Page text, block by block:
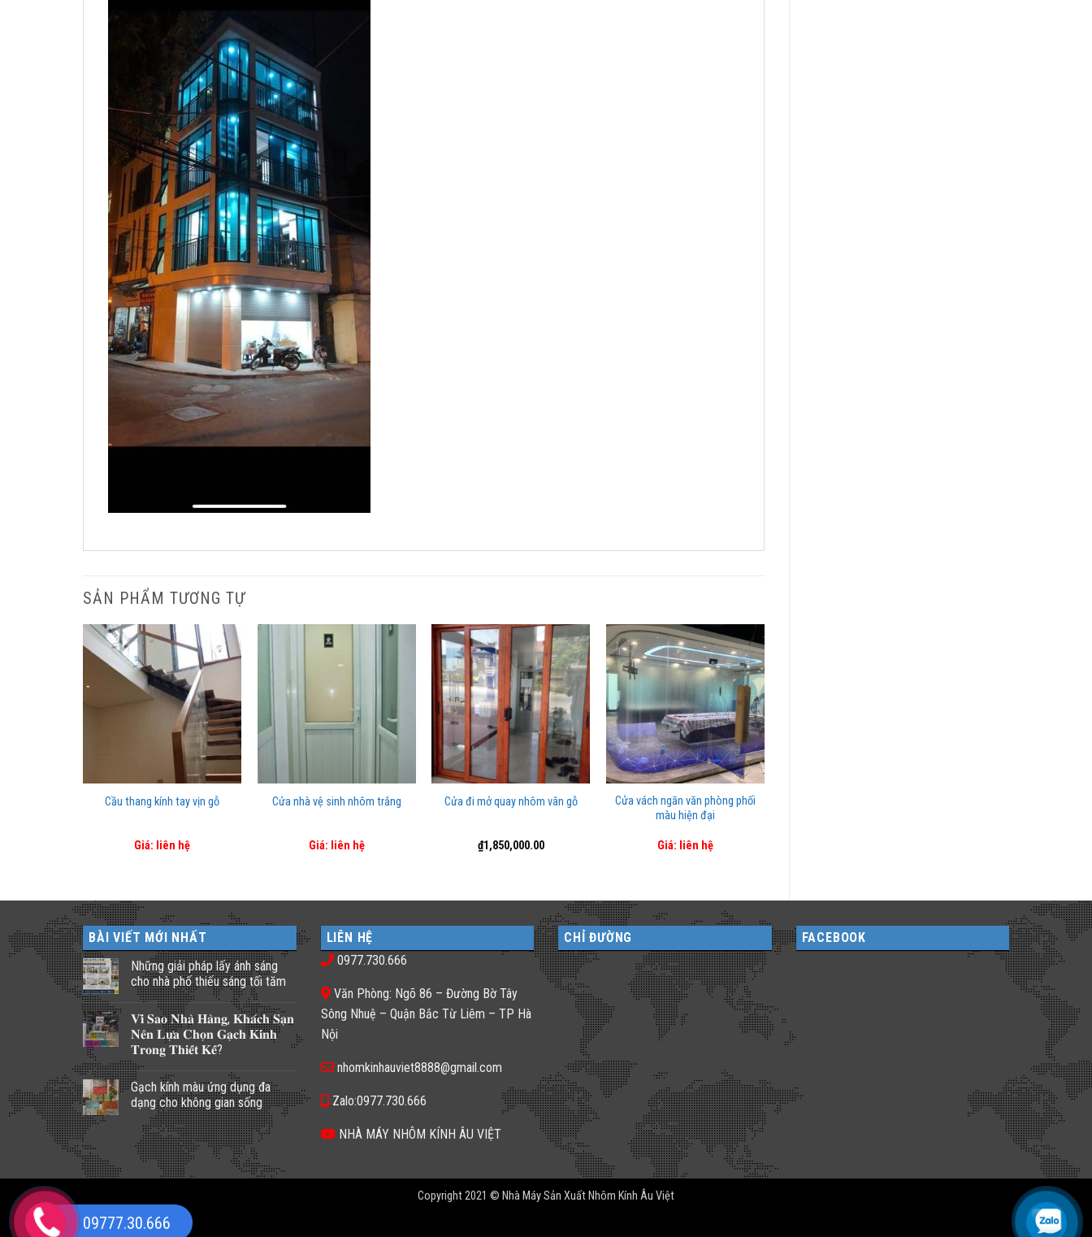
SẢN PHẨM TƯƠNG TỰ
Cầu thang kính tay vịn gỗ
Giá: liên hệ
Cửa nhà vệ sinh nhôm trắng
Giá: liên hệ
Cửa đi mở quay nhôm vân gỗ
₫1,850,000.00
Cửa vách ngăn văn phòng phối
màu hiện đại
Giá: liên hệ
BÀI VIẾT MỚI NHẤT
Những giải pháp lấy ánh sáng
cho nhà phố thiếu sáng tối tăm
Không
bình
luận
ở
Những
giải
pháp
lấy
ánh
sáng
nhà
phố
thiếu
sáng
tăm
𝐕𝐢̀ 𝐒𝐚𝐨 𝐍𝐡𝐚̀ 𝐇𝐚̀𝐧𝐠, 𝐊𝐡𝐚́𝐜𝐡 𝐒𝐚̣𝐧
𝐍𝐞̂𝐧 𝐋𝐮̛̣𝐚 𝐂𝐡𝐨̣𝐧 𝐆𝐚̣𝐜𝐡 𝐊𝐢́𝐧𝐡
𝐓𝐫𝐨𝐧𝐠 𝐓𝐡𝐢𝐞̂́𝐭 𝐊𝐞̂́?
Không
có
bình
luận
ở
𝐒𝐚𝐨
𝐍𝐡𝐚̀
𝐇𝐚̀𝐧𝐠,
𝐊𝐡𝐚́𝐜𝐡
𝐍𝐞̂𝐧
𝐂𝐡𝐨̣𝐧
𝐊𝐢́𝐧𝐡
Gạch kính màu ứng dụng đa
dạng cho không gian sống
Không
bình
luận
kính
ứng
đa
LIÊN HỆ
0977.730.666
Văn Phòng: Ngõ 86 – Đường Bờ Tây
Sông Nhuệ – Quận Bắc Từ Liêm – TP Hà
Nội
nhomkinhauviet8888@gmail.com
Zalo:0977.730.666
NHÀ MÁY NHÔM KÍNH ÂU VIỆT
CHỈ ĐƯỜNG FACEBOOK
Copyright 2021 © Nhà Máy Sản Xuất Nhôm Kính Âu Việt
09777.30.666